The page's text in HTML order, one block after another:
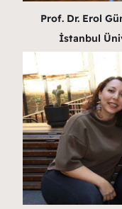
Prof. Dr. Erol
İstanbul